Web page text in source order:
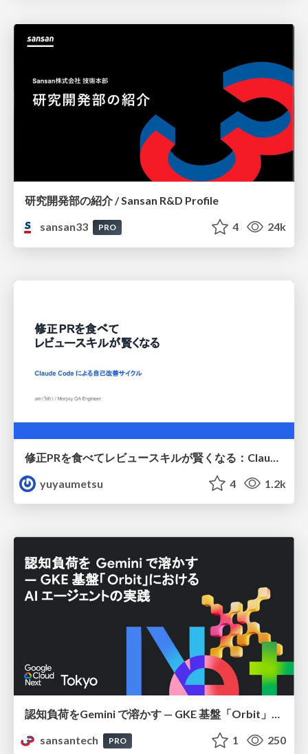
研究開発部の紹介 / Sansan R&D Profile
sansan33
PRO 4 24k
yuyaumetsu
4 1.2k
認知負荷をGemini で溶かす — GKE 基盤「Orbit」における AI エージェントの実践
sansantech
PRO 1 250